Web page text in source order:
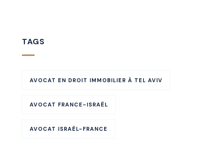
TAGS
AVOCAT EN DROIT IMMOBILIER À TEL AVIV
AVOCAT FRANCE-ISRAËL
AVOCAT ISRAËL-FRANCE